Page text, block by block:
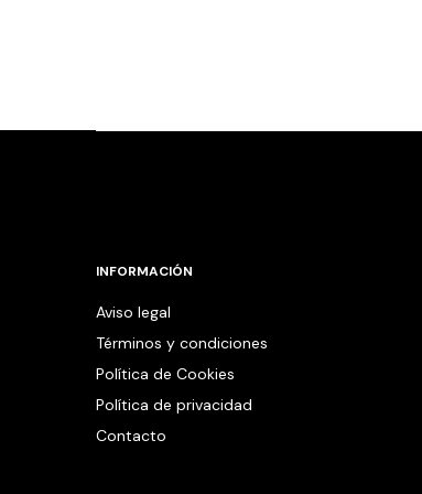
INFORMACIÓN
Aviso legal
Términos y condiciones
Política de Cookies
Política de privacidad
Contacto